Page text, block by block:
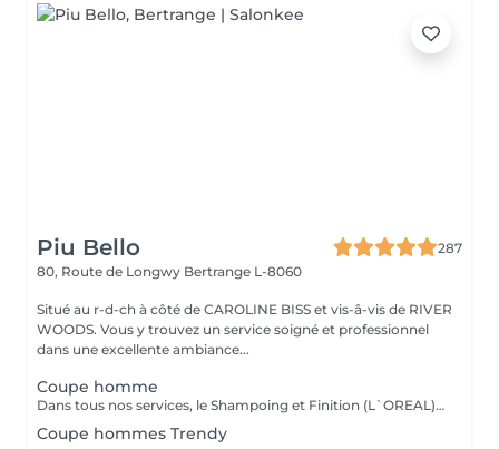
Piu Bello
287
80, Route de Longwy Bertrange L-8060
Situé au r-d-ch à côté de CAROLINE BISS et vis-â-vis de RIVER
WOODS. Vous y trouvez un service soigné et professionnel
dans une excellente ambiance...
Coupe homme
Dans tous nos services, le Shampoing et Finition (L`OREAL)sont compris.
Coupe hommes Trendy